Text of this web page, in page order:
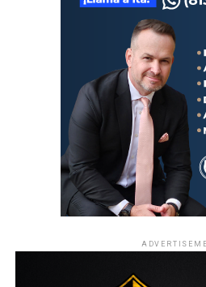
la predilección de algunos
de plástico que los retrotrae, en
crujir de los huesos de la presa
burbujas son una grandiosa
garantizar la inocuidad de la
Conecta con Enfoque Now en
Sociales:
Instagram :@EnfoqueNow
Facebook:@EnfoqueNow